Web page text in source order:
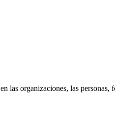
las organizaciones, las personas,